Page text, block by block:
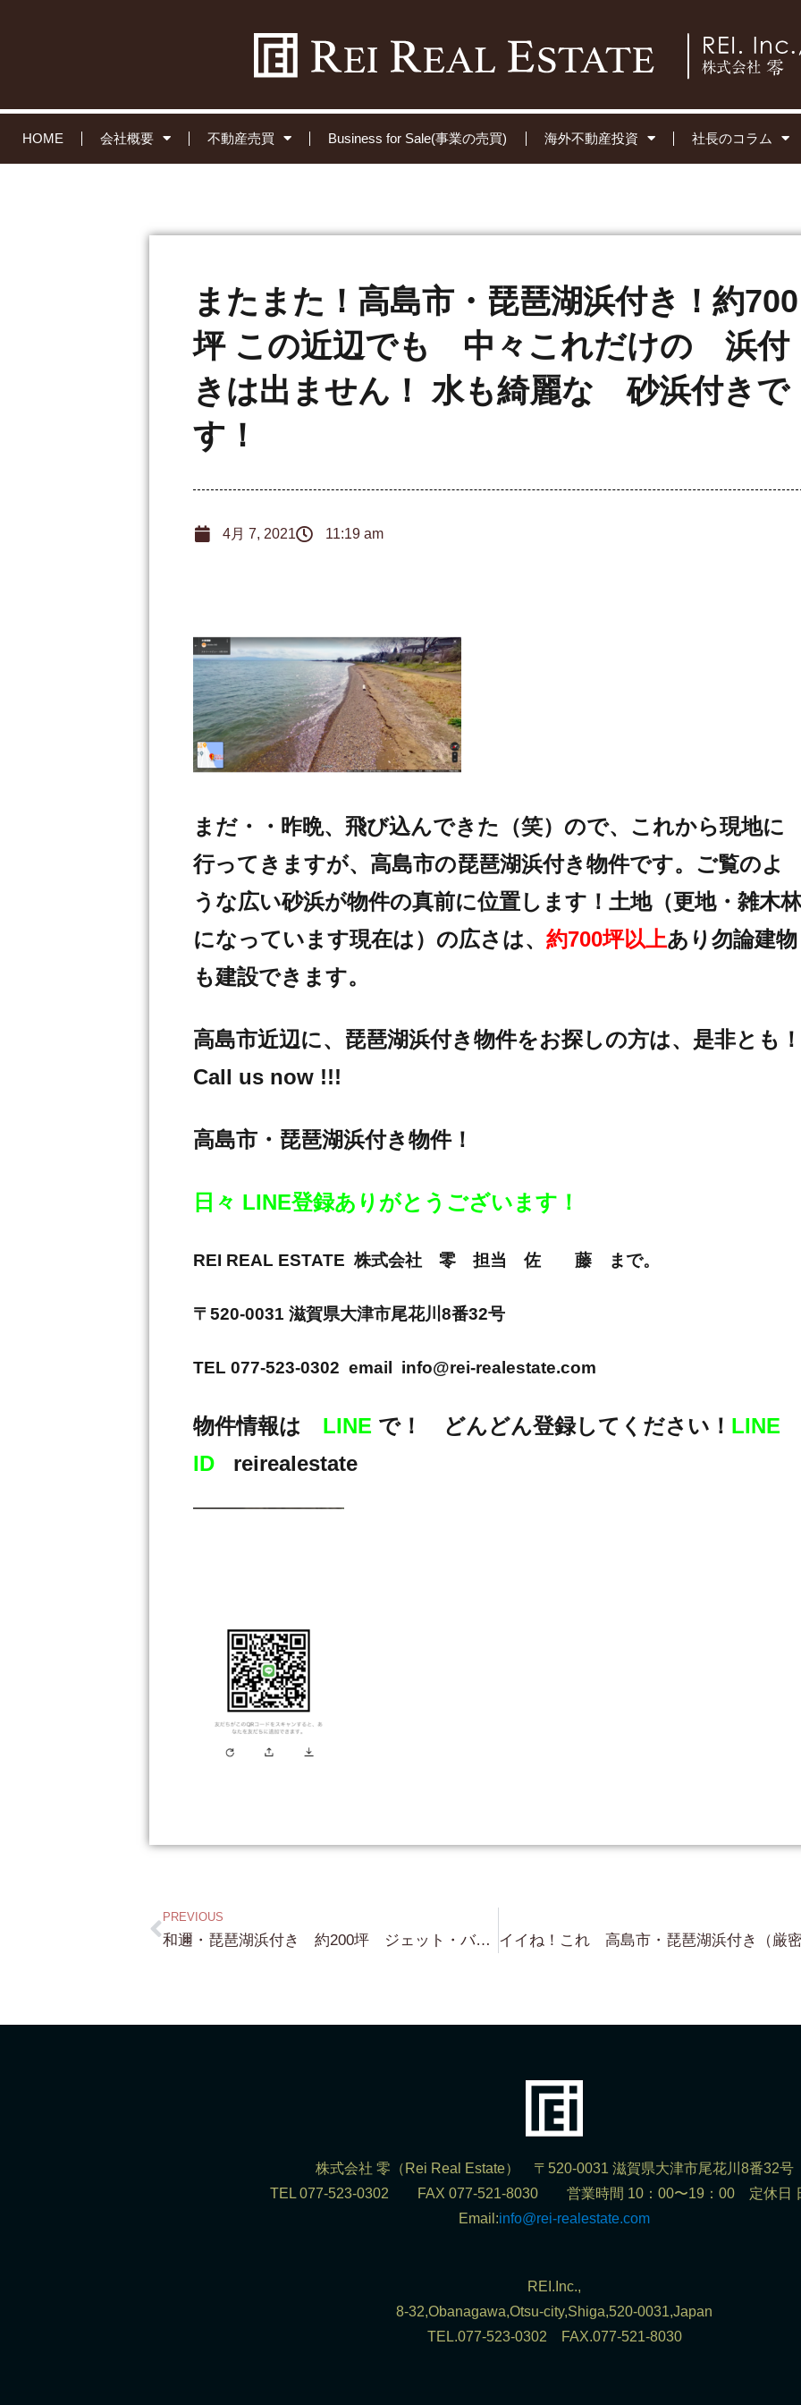
HOME 会社概要 不動産売買 Business for Sale(事業の売買) 海外不動産投資 社長のコラム
またまた！高島市・琵琶湖浜付き！約700
坪 この近辺でも 中々これだけの 浜付
きは出ません！ 水も綺麗な 砂浜付きで
す！
4月 7, 2021 11:19 am
まだ・・昨晩、飛び込んできた（笑）ので、これから現地に
行ってきますが、高島市の琵琶湖浜付き物件です。ご覧のよ
うな広い砂浜が物件の真前に位置します！土地（更地・雑木林
になっています現在は）の広さは、 約700坪以上あり勿論建物
も建設できます。
高島市近辺に、琵琶湖浜付き物件をお探しの方は、是非とも！
Call us now !!!
高島市・琵琶湖浜付き物件！
日々 LINE登録ありがとうございます！
REI REAL ESTATE 株式会社 零 担当 佐 藤 まで。
〒520-0031 滋賀県大津市尾花川8番32号
TEL 077-523-0302 email info@rei-realestate.com
物件情報は LINE で！ どんどん登録してください！ LINE
ID reirealestate
PREVIOUS
和邇・琵琶湖浜付き 約200坪 ジェット・バスボート 上げ下げも勿論できる 絶好のポイントです！・・・広さもお手頃。
株式会社 零（Rei Real Estate） 〒520-0031 滋賀県大津市尾花川8番32号
TEL 077-523-0302 FAX 077-521-8030 営業時間 10：00〜19：00 定休日
Email:info@rei-realestate.com
REI.Inc.,
8-32,Obanagawa,Otsu-city,Shiga,520-0031,Japan
TEL.077-523-0302 FAX.077-521-8030